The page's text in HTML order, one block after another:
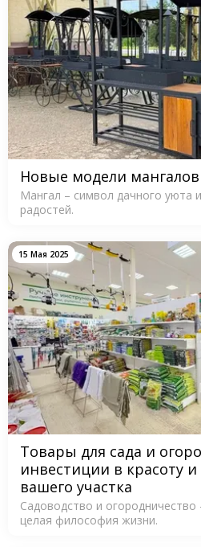
Новые модели мангалов
Мангал – символ дачного уюта
радостей.
15 Мая 2025
Товары для сада и
инвестиции в красоту
вашего участка
Садоводство и
целая философия жизни.